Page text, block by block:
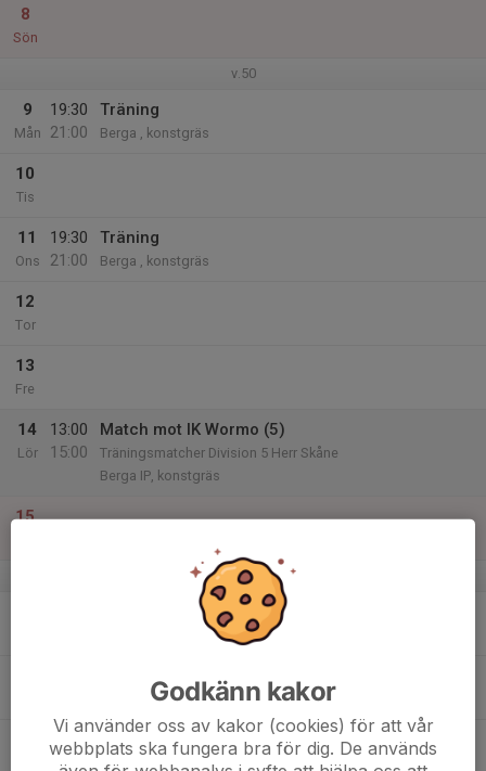
8
Sön
v.50
9
Mån
19:30
21:00
Träning
Berga , konstgräs
10
Tis
11
Ons
19:30
21:00
Träning
Berga , konstgräs
12
Tor
13
Fre
14
Lör
13:00
15:00
Match mot IK Wormo (5)
Träningsmatcher Division 5 Herr Skåne
Berga IP, konstgräs
15
v.51
Godkänn kakor
Vi använder oss av kakor (cookies) för att vår
webbplats ska fungera bra för dig. De används